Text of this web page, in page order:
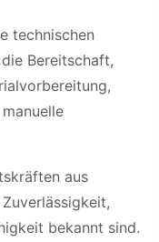
technischen
Bereitschaft,
aus
bekannt sind.